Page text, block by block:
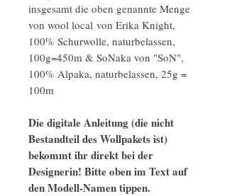
insgesamt die oben genannte Menge
von wool local von Erika Knight,
100% Schurwolle, naturbelassen,
100g=450m & SoNaka von "SoN",
100% Alpaka, naturbelassen, 25g =
100m
Die digitale Anleitung (die nicht
Bestandteil des Wollpakets ist)
bekommt ihr direkt bei der
Designerin! Bitte oben im Text auf
den Modell-Namen tippen.